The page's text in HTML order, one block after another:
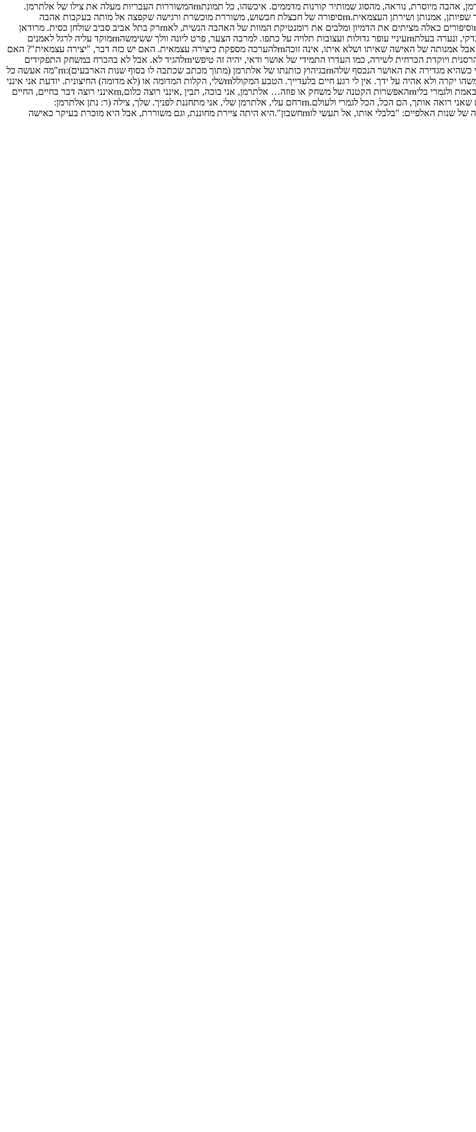
היא היתה ציירת מחוננת, וגם משוררת, אבל היא מוכרת בעיקר כאישה שאהבה אתrnאלתרמן, אהבה מיוסרת, נוראה, מהסוג שמותיר קורנות מדממים. איכשהו, כל תמונתrnהמשוררות העבריות מעלה את צילו של אלתרמן.
ובכלל, אמנים-גברים שחונכים ציירות,rnמשוררות צעירות שאוהבות אותם עד אבדון, במחיר שפיותן, אמנותן ושירתן העצמאית.rnסיפורה של חבצלת חבשוש, משוררת מוכשרת ורגישה שקפצה אל מותה בעקבות אהבה
לאrnממומשת אל פנחס שדה הסעיר את ביצת השירה המקומית, אבל לא היה בלתי מוכר.rnוסיפורים כאלה מציתים את הדמיון ומלבים את רומנטיקת המוות של האהבה הנשית, לאrnרק בתל אביב סביב שולחן כסית. מרודאן
וקמי קלודל, ג'קסון פולוק וליrnקרייזניקאין. יש משהו מלכנולי ומסעיר באמן גדול בעל מבט סנדקי, ונערה בעלתrnעיניי עופר גדולות ועצובות תלויה על כתפו. למרבה הצער, פרט ליונה וולך ששימשהrnמוקד עליה לרגל לאמנים
צעירים, אין כמעט דוגמאות נשיות לסוג הרסני וקורבני שלrnיחסים. הגבר תמיד שורד אותן, אבל אמנותה של האישה שאיתו ושלא איתו, אינה זוכהrnלהערכה מספקת כיצירה עצמאית. האם יש כזה דבר, "יצירה עצמאית"? האם
יחסיםrnסימבויטיים ו/או טפיליים הכרחיים לאמנות גדולה? סביר להניח שכן. האם אהבהrnהרסנית ויוקדת הכרחית לשירה, כמו העדרו התמידי של אושר ודאי, יהיה זה טיפשיrnלהגיד לא. אבל לא בהכרח במשחק התפקידים
אישה קורבן- גבר מקרבן. ובכל זאת, צילהrnבינדר מגיעה, אולי, לשיא יצירתי של ביטול עצמי כשהיא מגדירה את האושר הנכסף שלהrnבגיהוץ כותנתו של אלתרמן (מתוך מכתב שכתבה לו בסוף שנות הארבעים):rn"מה אעשה כל
הימים והלילות, ואתה רחוק. פחד תוקף אותי למחשבה שמשהו יקרה ולאrnאראה אותך, שמשהו יקרה ולא אהיה על ידך. אין לי רגע חיים בלעדייך. הטבע המקוללrnשלי, הקלות המדומה או (לא מדומה) החיצונית. יודעת אני אינני
יכולה להיות טרגית,rnנראית אני כמו ילדה אומללה וכועסת, אבל תאמין כמו ילדה, אומללה באמת ולגמרי בליrnהאפשרות הקטנה של משחק או פוזה… אלתרמן, אני בוכה, תבין ,אינני רוצה כלום,rnאינני רוצה דבר בחיים, החיים
זה אתה לגמרי ואני רוצה אותך. תהיה טוב אלי ותאמיןrnלי ואל תשכח זאת לרגע, כי הרגעים שאני רואה אותך, הם הכל, הכל לגמרי ולעולם.rnרחם עלי, אלתרמן שלי, אני מתחננת לפניך. שלך, צילה (ר: נתן אלתרמן:
פרקיrnביוגרפיה, מנחם דורמן, הקיבוץ המאוחד, 1991).rnועל כך היו אומרים משוררי האהבה של שנות האלפיים: "בלבלי אותו, אל תעשי לוrnחשבון".היא היתה ציירת מחוננת, וגם משוררת, אבל היא מוכרת בעיקר כאישה